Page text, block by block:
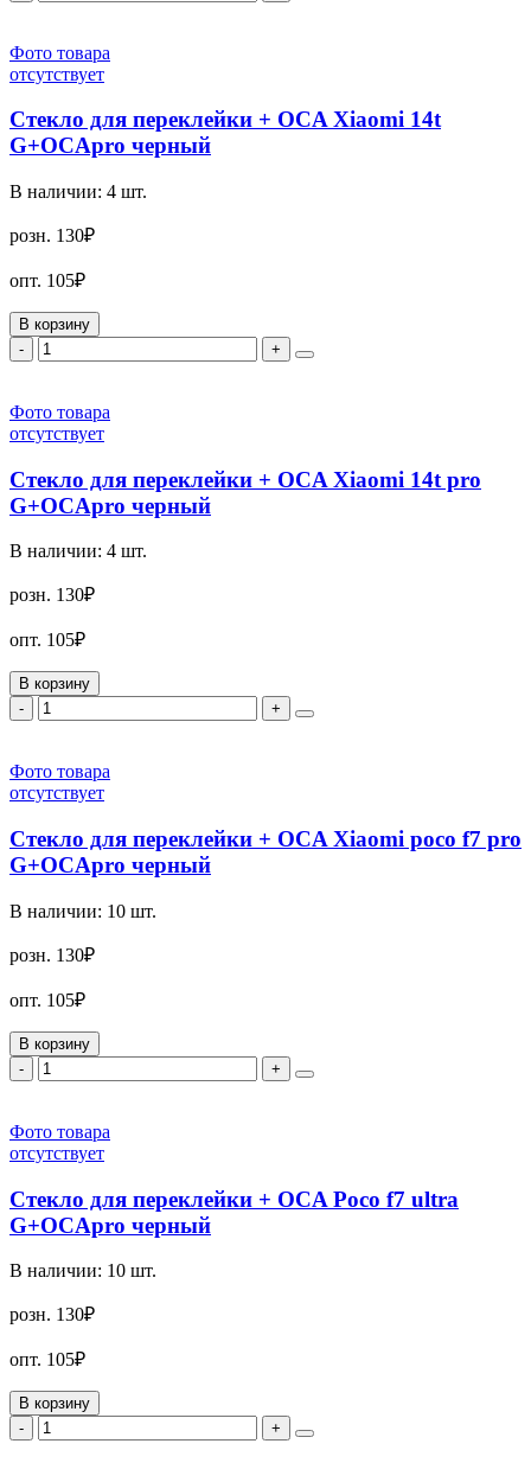
Фото товара
отсутствует
Стекло для переклейки + OCA Xiaomi 14t
G+OCApro черный
В наличии: 4 шт.
розн. 130₽
опт. 105₽
В корзину
-
+
Фото товара
отсутствует
Стекло для переклейки + OCA Xiaomi 14t pro
G+OCApro черный
В наличии: 4 шт.
розн. 130₽
опт. 105₽
В корзину
-
+
Фото товара
отсутствует
Стекло для переклейки + OCA Xiaomi poco f7 pro
G+OCApro черный
В наличии: 10 шт.
розн. 130₽
опт. 105₽
В корзину
-
+
Фото товара
отсутствует
Стекло для переклейки + OCA Poco f7 ultra
G+OCApro черный
В наличии: 10 шт.
розн. 130₽
опт. 105₽
В корзину
-
+